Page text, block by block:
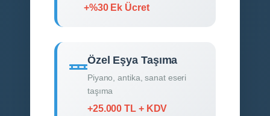
+%30 Ek Ücret
Özel Eşya Taşıma
Piyano, antika, sanat eseri
taşıma
+25.000 TL + KDV